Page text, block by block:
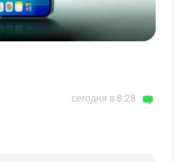
сегодня в 8:28